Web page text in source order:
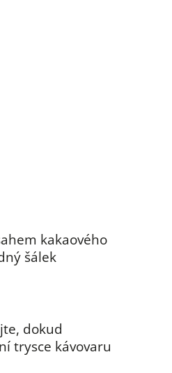
kakaového
šálek
dokud
trysce kávovaru